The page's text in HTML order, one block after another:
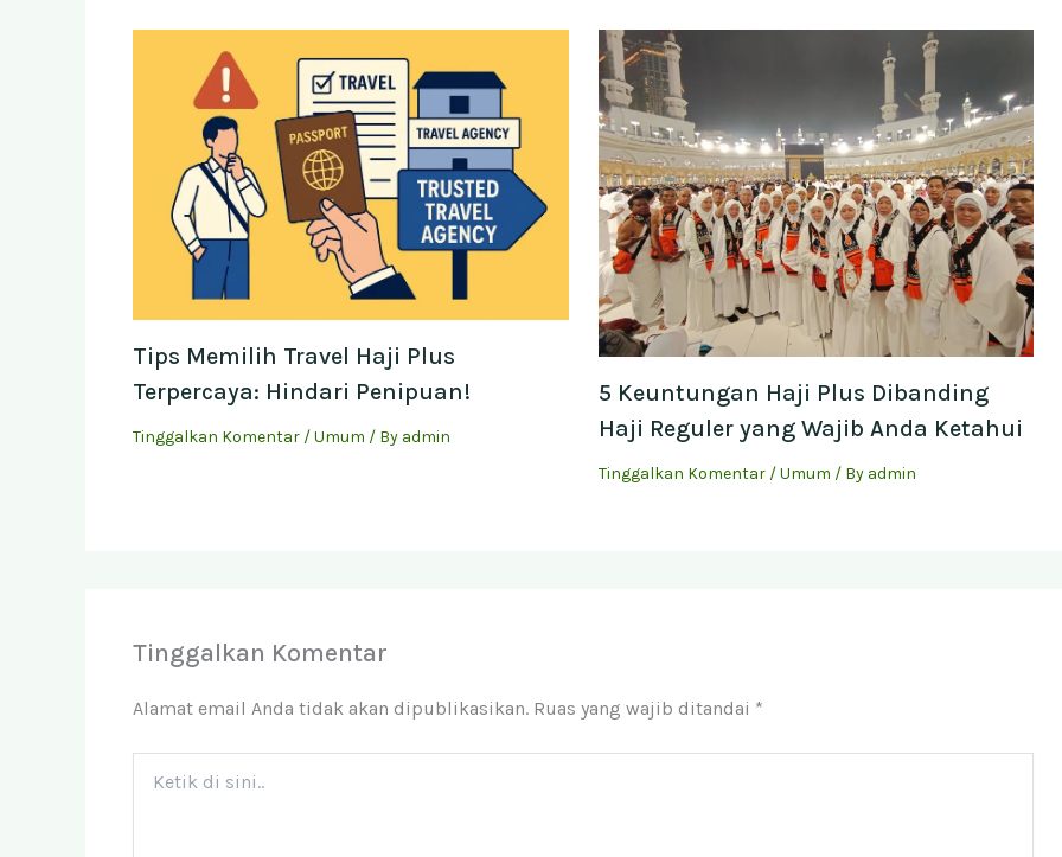
Tips Memilih Travel Haji Plus
Terpercaya: Hindari Penipuan!
Tinggalkan Komentar /Umum / By admin
5 Keuntungan Haji Plus Dibanding
Haji Reguler yang Wajib Anda Ketahui
Tinggalkan Komentar /Umum / By admin
Tinggalkan Komentar
Alamat email Anda tidak akan dipublikasikan. Ruas yang wajib ditandai *